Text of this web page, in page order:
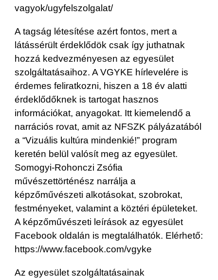
vagyok/ugyfelszolgalat/
A tagság létesítése azért fontos, mert a
látássérült érdeklődök csak így juthatnak
hozzá kedvezményesen az egyesület
szolgáltatásaihoz. A VGYKE hírlevelére is
érdemes feliratkozni, hiszen a 18 év alatti
érdeklődőknek is tartogat hasznos
információkat, anyagokat. Itt kiemelendő a
narrációs rovat, amit az NFSZK pályázatából
a “Vizuális kultúra mindenkié!” program
keretén belül valósít meg az egyesület.
Somogyi-Rohonczi Zsófia
művészettörténész narrálja a
képzőművészeti alkotásokat, szobrokat,
festményeket, valamint a köztéri épületeket.
A képzőművészeti leírások az egyesület
Facebook oldalán is megtalálhatók. Elérhető:
https://www.facebook.com/vgyke
Az egyesület szolgáltatásainak